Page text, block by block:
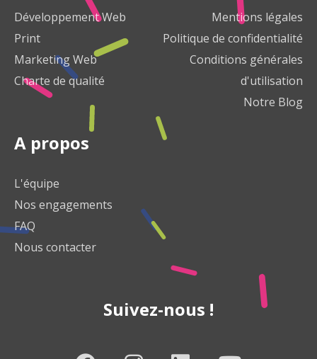
Développement Web
Print
Marketing Web
Charte de qualité
A propos
L'équipe
Nos engagements
FAQ
Nous contacter
Suivez-nous !
Mentions légales
Politique de confidentialité
Conditions générales
d'utilisation
Notre Blog